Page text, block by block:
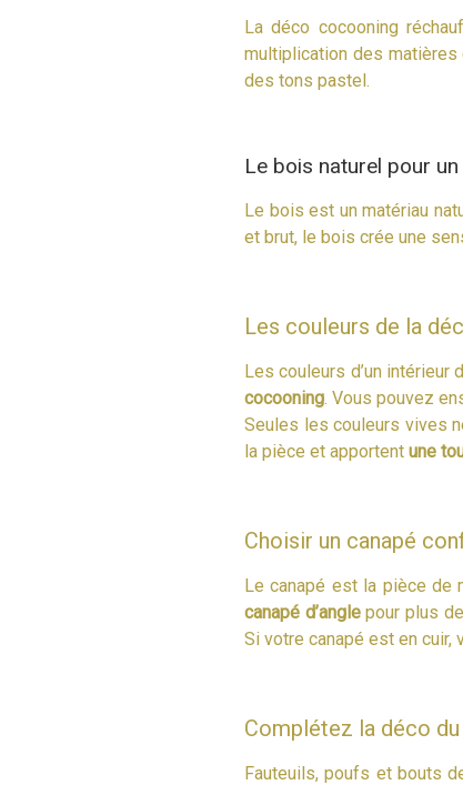
La déco cocooning
multiplication des matières
des tons pastel.
Le bois naturel pour
Le bois est un matériau
et brut, le bois crée une
Les couleurs de la
Les couleurs d’un
cocooning. Vous pouvez
Seules les couleurs vives
la pièce et apportent une
Choisir un canapé
Le canapé est la pièce de
canapé d’anglepour plus
Si votre canapé est en cuir,
Complétez la déco
Fauteuils, poufs et bouts